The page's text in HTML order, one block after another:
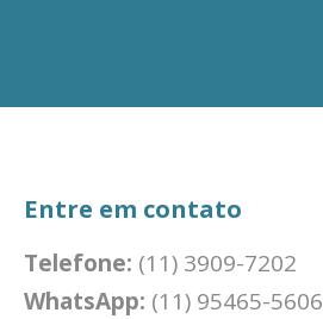
Entre em contato
Telefone: (11) 3909-7202
WhatsApp: (11) 95465-5606